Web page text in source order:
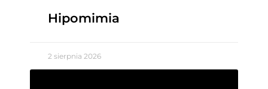
Hipomimia
2 sierpnia 2026